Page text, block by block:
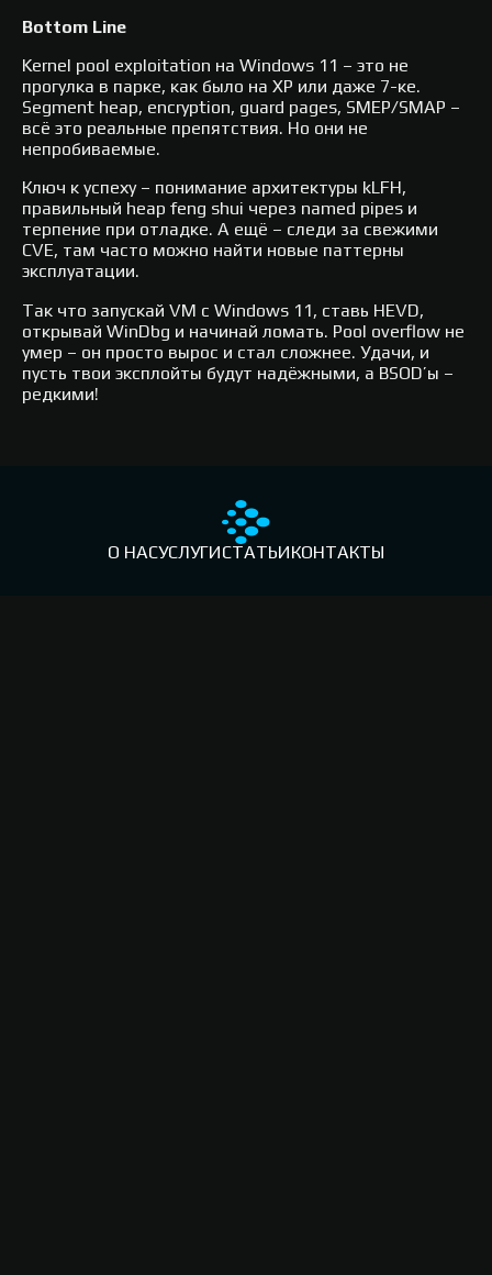
Bottom Line
Kernel pool exploitation на Windows 11 – это не
прогулка в парке, как было на XP или даже 7-ке.
Segment heap, encryption, guard pages, SMEP/SMAP –
всё это реальные препятствия. Но они не
непробиваемые.
Ключ к успеху – понимание архитектуры kLFH,
правильный heap feng shui через named pipes и
терпение при отладке. А ещё – следи за свежими
CVE, там часто можно найти новые паттерны
эксплуатации.
Так что запускай VM с Windows 11, ставь HEVD,
открывай WinDbg и начинай ломать. Pool overflow не
умер – он просто вырос и стал сложнее. Удачи, и
пусть твои эксплойты будут надёжными, а BSOD’ы –
редкими!
О НАСУСЛУГИСТАТЬИКОНТАКТЫ